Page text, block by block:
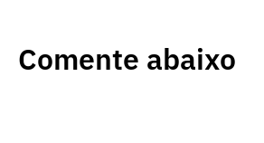
Comente abaixo